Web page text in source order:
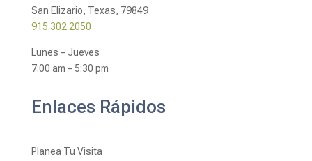
San Elizario, Texas, 79849
915.302.2050
Lunes – Jueves
7:00 am – 5:30 pm
Enlaces Rápidos
Planea Tu Visita